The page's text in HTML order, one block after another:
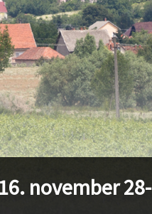
november 28-